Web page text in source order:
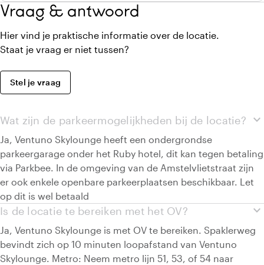
Vraag & antwoord
Hier vind je praktische informatie over de locatie.
Staat je vraag er niet tussen?
Stel je vraag
expand_more
Wat zijn de parkeermogelijkheden bij de locatie?
Ja, Ventuno Skylounge heeft een ondergrondse
parkeergarage onder het Ruby hotel, dit kan tegen betaling
via Parkbee. In de omgeving van de Amstelvlietstraat zijn
er ook enkele openbare parkeerplaatsen beschikbaar. Let
op dit is wel betaald
expand_more
Is de locatie te bereiken met het OV?
Ja, Ventuno Skylounge is met OV te bereiken. Spaklerweg
bevindt zich op 10 minuten loopafstand van Ventuno
Skylounge. Metro: Neem metro lijn 51, 53, of 54 naar